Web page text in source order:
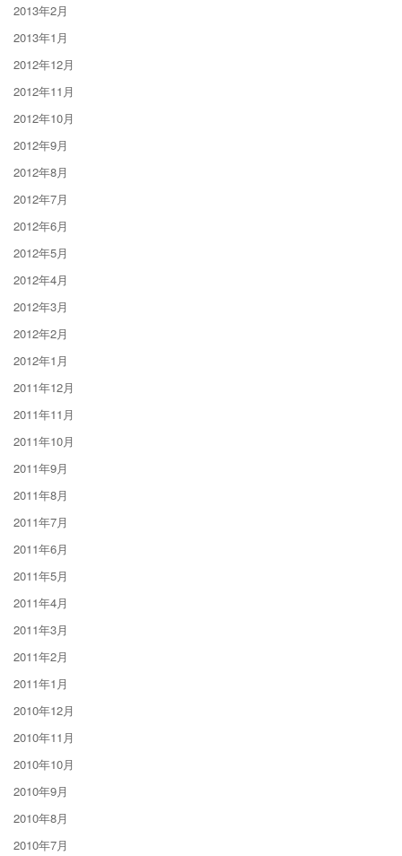
2013年2月
2013年1月
2012年12月
2012年11月
2012年10月
2012年9月
2012年8月
2012年7月
2012年6月
2012年5月
2012年4月
2012年3月
2012年2月
2012年1月
2011年12月
2011年11月
2011年10月
2011年9月
2011年8月
2011年7月
2011年6月
2011年5月
2011年4月
2011年3月
2011年2月
2011年1月
2010年12月
2010年11月
2010年10月
2010年9月
2010年8月
2010年7月